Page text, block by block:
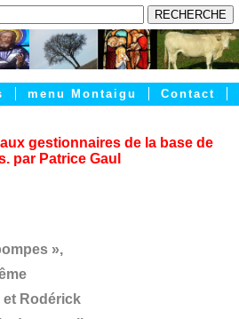
Contact
menu Montaigu
gestionnaires de la base de
par Patrice Gaul
»,
Rodérick